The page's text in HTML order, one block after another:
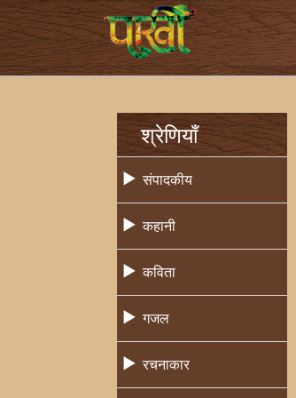
श्रेणियाँ
संपादकीय
कहानी
कविता
गजल
रचनाकार